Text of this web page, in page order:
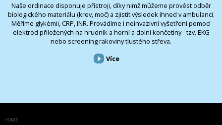
Naše ordinace disponuje přístroji, díky nimž můžeme provést odběr
biologického materiálu (krev, moč) a zjistit výsledek ihned v ambulanci.
Měříme glykémii, CRP, INR. Provádíme i neinvazivní vyšetření pomocí
elektrod přiložených na hrudník a horní a dolní končetiny - tzv. EKG
nebo screening rakoviny tlustého střeva.
Více
HOME